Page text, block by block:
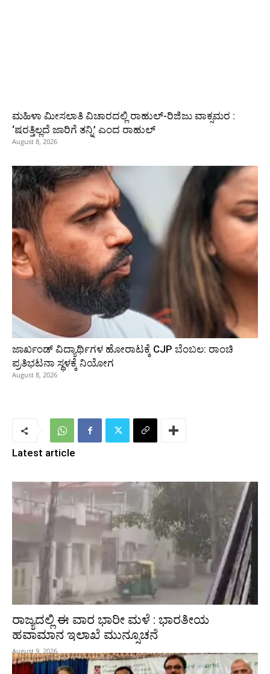
ಮಹಿಳಾ ಮೀಸಲಾತಿ ವಿಚಾರದಲ್ಲಿ ರಾಹುಲ್‌-ರಿಜಿಜು ವಾಕ್ಸಮರ :
‘ಷರತ್ತಿಲ್ಲದೆ ಜಾರಿಗೆ ತನ್ನಿ’ ಎಂದ ರಾಹುಲ್‌
August 8, 2026
ಜಾರ್ಖಂಡ್‌ ವಿದ್ಯಾರ್ಥಿಗಳ ಹೋರಾಟಕ್ಕೆ CJP ಬೆಂಬಲ: ರಾಂಚಿ
ಪ್ರತಿಭಟನಾ ಸ್ಥಳಕ್ಕೆ ನಿಯೋಗ
August 8, 2026
Latest article
ರಾಜ್ಯದಲ್ಲಿ ಈ ವಾರ ಭಾರೀ ಮಳೆ : ಭಾರತೀಯ
ಹವಾಮಾನ ಇಲಾಖೆ ಮುನ್ಸೂಚನೆ
August 9, 2026